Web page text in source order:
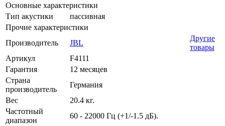
Основные характеристики
Тип акустики
пассивная
Прочие характеристики
Производитель
JBL
Другие
товары
Артикул
F4111
Гарантия
12 месяцев
Страна
производитель
Германия
Вес
20.4 кг.
Частотный
диапазон
60 - 22000 Гц (+1/-1.5 дБ).